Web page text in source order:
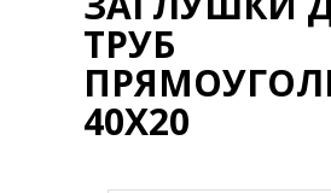
ТРУБ
40Х20